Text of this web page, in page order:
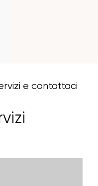
e contattaci